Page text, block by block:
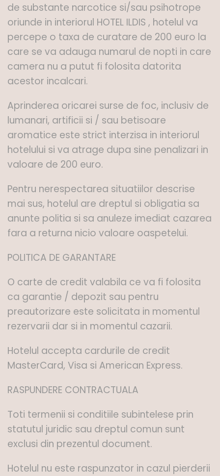
de substante narcotice si/sau psihotrope
oriunde in interiorul HOTEL ILDIS , hotelul va
percepe o taxa de curatare de 200 euro la
care se va adauga numarul de nopti in care
camera nu a putut fi folosita datorita
acestor incalcari.
Aprinderea oricarei surse de foc, inclusiv de
lumanari, artificii si / sau betisoare
aromatice este strict interzisa in interiorul
hotelului si va atrage dupa sine penalizari in
valoare de 200 euro.
Pentru nerespectarea situatiilor descrise
mai sus, hotelul are dreptul si obligatia sa
anunte politia si sa anuleze imediat cazarea
fara a returna nicio valoare oaspetelui.
POLITICA DE GARANTARE
O carte de credit valabila ce va fi folosita
ca garantie / depozit sau pentru
preautorizare este solicitata in momentul
rezervarii dar si in momentul cazarii.
Hotelul accepta cardurile de credit
MasterCard, Visa si American Express.
RASPUNDERE CONTRACTUALA
Toti termenii si conditiile subintelese prin
statutul juridic sau dreptul comun sunt
exclusi din prezentul document.
Hotelul nu este raspunzator in cazul pierderii